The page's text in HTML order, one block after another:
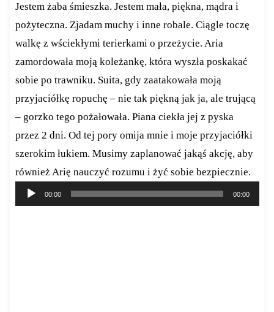
Jestem żaba śmieszka. Jestem mała, piękna, mądra i
pożyteczna. Zjadam muchy i inne robale. Ciągle toczę
walkę z wściekłymi terierkami o przeżycie. Aria
zamordowała moją koleżankę, która wyszła poskakać
sobie po trawniku. Suita, gdy zaatakowała moją
przyjaciółkę ropuchę – nie tak piękną jak ja, ale trującą
– gorzko tego pożałowała. Piana ciekła jej z pyska
przez 2 dni. Od tej pory omija mnie i moje przyjaciółki
szerokim łukiem. Musimy zaplanować jakąś akcję, aby
również Arię nauczyć rozumu i żyć sobie bezpiecznie.
Odtwarzacz
plików
00:00 00:00